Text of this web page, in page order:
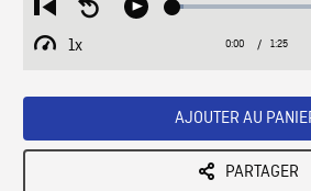
Restart
from
beginning
Seek
Play Loaded:
1x
Playback
Current
0:00 / 1:25
AJOUTER AU
PARTAGER